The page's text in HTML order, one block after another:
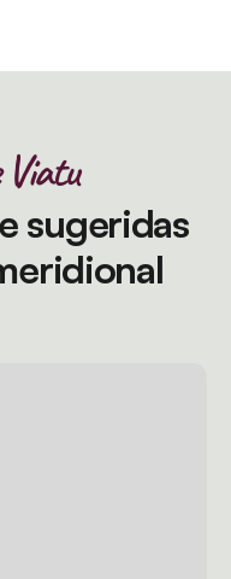
Viatu
sugeridas